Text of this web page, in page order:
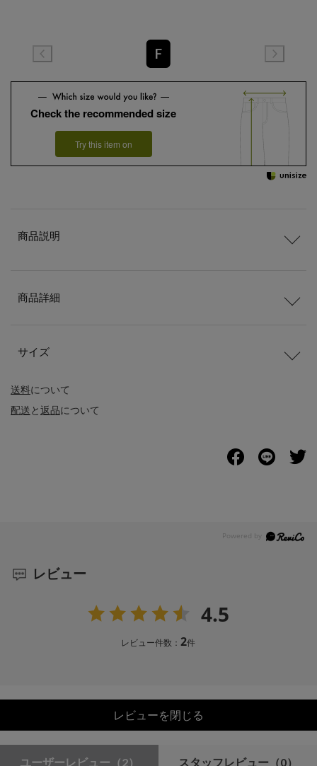
F
Check the recommended size
Try this item on
送料について
配送と返品について
商品説明
商品詳細
サイズ
レビュー
4.5
レビュー件数：2件
レビューを閉じる
ユーザーレビュー （2） スタッフレビュー （0）